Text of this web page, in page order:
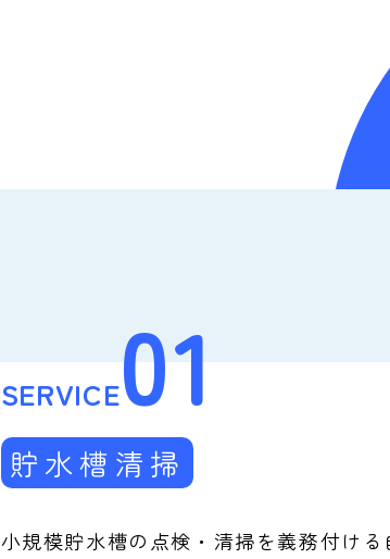
SERVICE01
貯水槽清掃
小規模貯水槽の点検・清掃を義務付ける